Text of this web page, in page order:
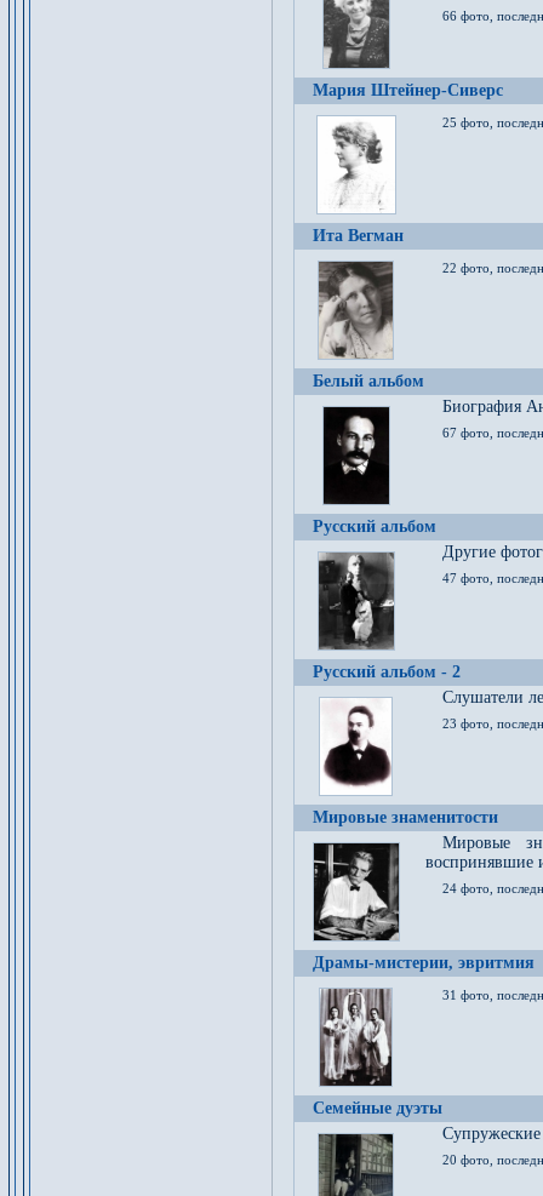
66 фото,
Мария Штейнер-Сиверс
25 фото,
Ита Вегман
22 фото,
Белый альбом
Биография
67 фото,
Русский альбом
Другие
47 фото,
Русский альбом - 2
Cлушатели
23 фото,
Мировые знаменитости
Мировые
воспринявшие
24 фото,
Драмы-мистерии, эвритмия
31 фото,
Семейные дуэты
20 фото,